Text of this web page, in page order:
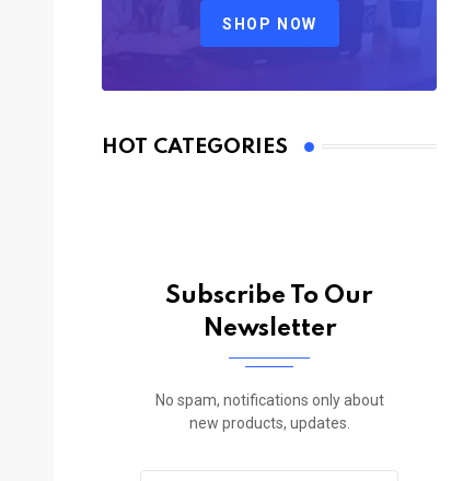
SHOP NOW
HOT CATEGORIES
Subscribe To Our
Newsletter
No spam, notifications only about
new products, updates.